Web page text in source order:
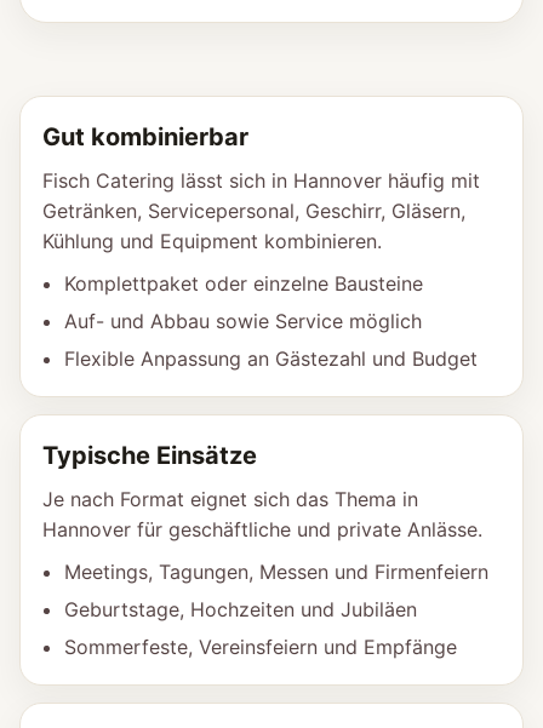
Gut kombinierbar
Fisch Catering lässt sich in Hannover häufig mit
Getränken, Servicepersonal, Geschirr, Gläsern,
Kühlung und Equipment kombinieren.
Komplettpaket oder einzelne Bausteine
Auf- und Abbau sowie Service möglich
Flexible Anpassung an Gästezahl und Budget
Typische Einsätze
Je nach Format eignet sich das Thema in
Hannover für geschäftliche und private Anlässe.
Meetings, Tagungen, Messen und Firmenfeiern
Geburtstage, Hochzeiten und Jubiläen
Sommerfeste, Vereinsfeiern und Empfänge